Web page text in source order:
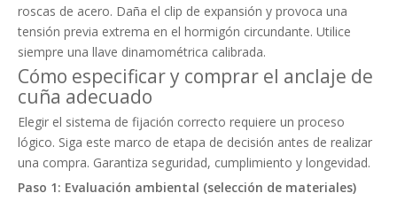
roscas de acero. Daña el clip de expansión y provoca una
tensión previa extrema en el hormigón circundante. Utilice
siempre una llave dinamométrica calibrada.
Cómo especificar y comprar el anclaje de
cuña adecuado
Elegir el sistema de fijación correcto requiere un proceso
lógico. Siga este marco de etapa de decisión antes de realizar
una compra. Garantiza seguridad, cumplimiento y longevidad.
Paso 1: Evaluación ambiental (selección de materiales)